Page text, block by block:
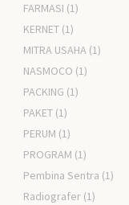
FARMASI (1)
KERNET (1)
MITRA USAHA (1)
NASMOCO (1)
PACKING (1)
PAKET (1)
PERUM (1)
PROGRAM (1)
Pembina Sentra (1)
Radiografer (1)